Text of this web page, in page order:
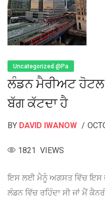
Uncategorized @pa
ਲੰਡਨ ਮੈਰੀਅਟ ਹੋਟਲ
ਬੱਗ ਕੱਟਦਾ ਹੈ
BY DAVID IWANOW
1821 VIEWS
ਇਸ ਲਈ ਮੈਨੂੰ ਅਗਸਤ ਵਿੱਚ ਇਸ
ਲੰਡਨ ਵਿੱਚ ਰਹਿੰਦਾ ਸੀ ਜਾਂ ਮੈਂ